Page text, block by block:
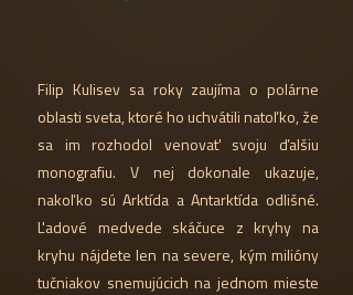
Filip Kulisev sa roky zaujíma o polárne
oblasti sveta, ktoré ho uchvátili natoľko, že
sa im rozhodol venovať svoju ďalšiu
monografiu. V nej dokonale ukazuje,
nakoľko sú Arktída a Antarktída odlišné.
Ľadové medvede skáčuce z kryhy na
kryhu nájdete len na severe, kým milióny
tučniakov snemujúcich na jednom mieste